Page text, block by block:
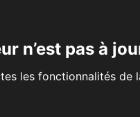
n’est pas à
les fonctionnalités de